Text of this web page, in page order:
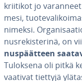
kriitikot jo
me­si,
nimeksi.
nus­re­kis­te­ri­nä, on
nus­päät­teen
Tuloksena oli pitkä
vaativat tiettyjä